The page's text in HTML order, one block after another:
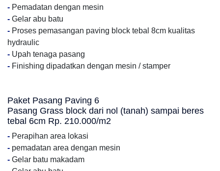
- Pemadatan dengan mesin
- Gelar abu batu
- Proses pemasangan paving block tebal 8cm kualitas
hydraulic
- Upah tenaga pasang
- Finishing dipadatkan dengan mesin / stamper
Paket Pasang Paving 6
Pasang Grass block dari nol (tanah) sampai beres
tebal 6cm Rp. 210.000/m2
- Perapihan area lokasi
- pemadatan area dengan mesin
- Gelar batu makadam